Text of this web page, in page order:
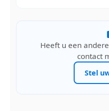
Heeft u een
contact
Stel